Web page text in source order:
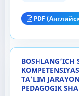
PDF
BOSHLANG‘ICH
TA’LIM
PEDAGOGIK